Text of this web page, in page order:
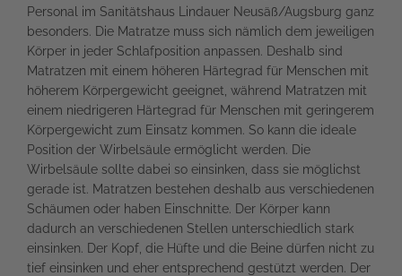
Personal im Sanitätshaus Lindauer Neusäß/Augsburg ganz
besonders. Die Matratze muss sich nämlich dem jeweiligen
Körper in jeder Schlafposition anpassen. Deshalb sind
Matratzen mit einem höheren Härtegrad für Menschen mit
höherem Körpergewicht geeignet, während Matratzen mit
einem niedrigeren Härtegrad für Menschen mit geringerem
Körpergewicht zum Einsatz kommen. So kann die ideale
Position der Wirbelsäule ermöglicht werden. Die
Wirbelsäule sollte dabei so einsinken, dass sie möglichst
gerade ist. Matratzen bestehen deshalb aus verschiedenen
Schäumen oder haben Einschnitte. Der Körper kann
dadurch an verschiedenen Stellen unterschiedlich stark
einsinken. Der Kopf, die Hüfte und die Beine dürfen nicht zu
tief einsinken und eher entsprechend gestützt werden. Der